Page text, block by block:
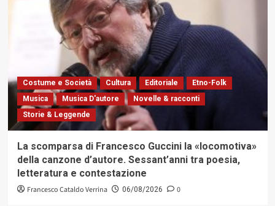
Costume e Società Cultura Editoriale
Etno-Folk
Musica
Musica D'autore
Novelle & racconti
Storie & Leggende
La scomparsa di Francesco Guccini la «locomotiva»
della canzone d’autore. Sessant’anni tra poesia,
letteratura e contestazione
Francesco Cataldo Verrina 06/08/2026 0